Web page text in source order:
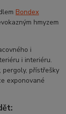
Bondex
hmyzem
i
i interiéru.
pergoly, přístřešky
exponované